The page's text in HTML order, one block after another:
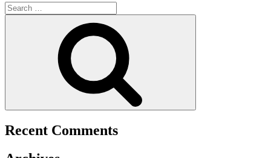
Search
for:
Recent Comments